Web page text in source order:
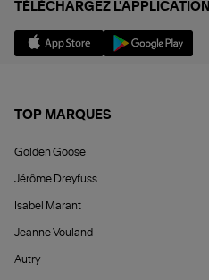
TÉLÉCHARGEZ L'APPLICATION
TOP MARQUES
Golden Goose
Jérôme Dreyfuss
Isabel Marant
Jeanne Vouland
Autry